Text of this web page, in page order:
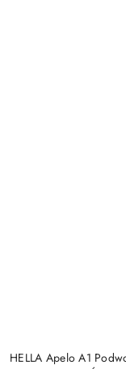
HELLA Apelo A1